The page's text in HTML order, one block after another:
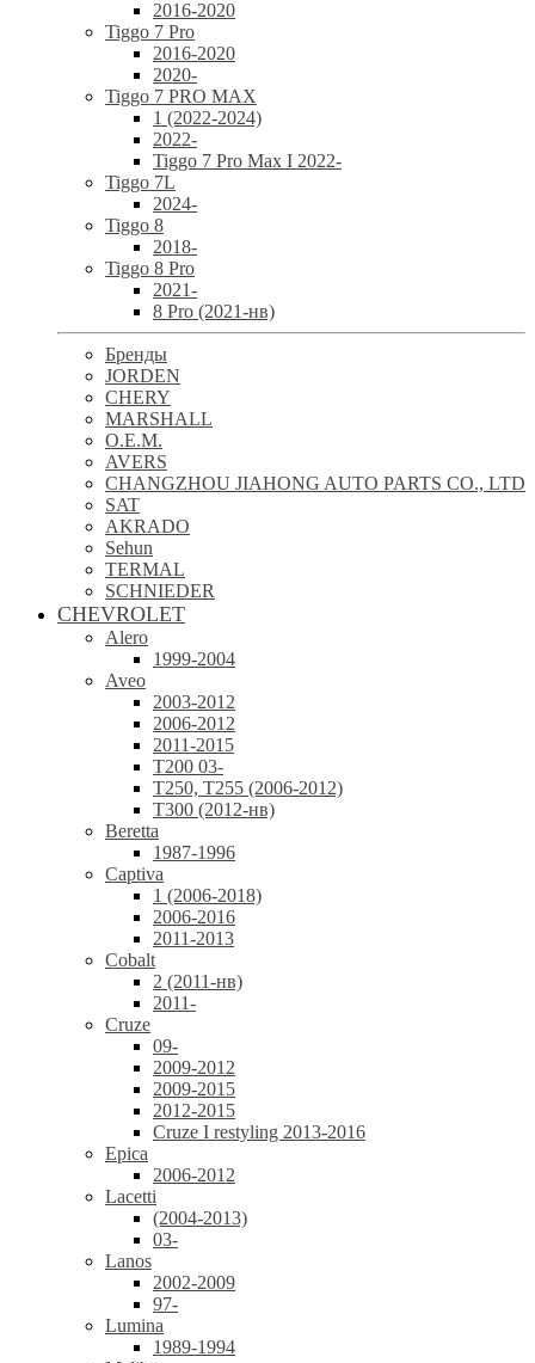
2016-2020
Tiggo 7 Pro
2016-2020
2020-
Tiggo 7 PRO MAX
1 (2022-2024)
2022-
Tiggo 7 Pro Max I 2022-
Tiggo 7L
2024-
Tiggo 8
2018-
Tiggo 8 Pro
2021-
8 Pro (2021-нв)
Бренды
JORDEN
CHERY
MARSHALL
O.E.M.
AVERS
CHANGZHOU JIAHONG AUTO PARTS CO., LTD
SAT
AKRADO
Sehun
TERMAL
SCHNIEDER
CHEVROLET
Alero
1999-2004
Aveo
2003-2012
2006-2012
2011-2015
T200 03-
T250, T255 (2006-2012)
T300 (2012-нв)
Beretta
1987-1996
Captiva
1 (2006-2018)
2006-2016
2011-2013
Cobalt
2 (2011-нв)
2011-
Cruze
09-
2009-2012
2009-2015
2012-2015
Cruze I restyling 2013-2016
Epica
2006-2012
Lacetti
(2004-2013)
03-
Lanos
2002-2009
97-
Lumina
1989-1994